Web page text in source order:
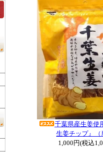
千葉県産生姜使
生姜チップ』（
1,000円(税込